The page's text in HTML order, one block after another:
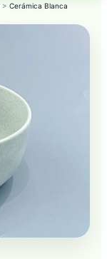
> Cerámica Blanca